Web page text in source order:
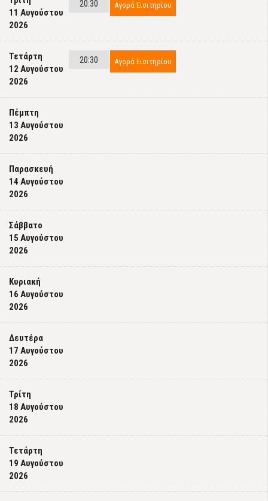
11 Αυγούστου
2026
20:30 Αγορά Εισιτηρίου
Τετάρτη
12 Αυγούστου
2026
20:30 Αγορά Εισιτηρίου
Πέμπτη
13 Αυγούστου
2026
Παρασκευή
14 Αυγούστου
2026
Σάββατο
15 Αυγούστου
2026
Κυριακή
16 Αυγούστου
2026
Δευτέρα
17 Αυγούστου
2026
Τρίτη
18 Αυγούστου
2026
Τετάρτη
19 Αυγούστου
2026